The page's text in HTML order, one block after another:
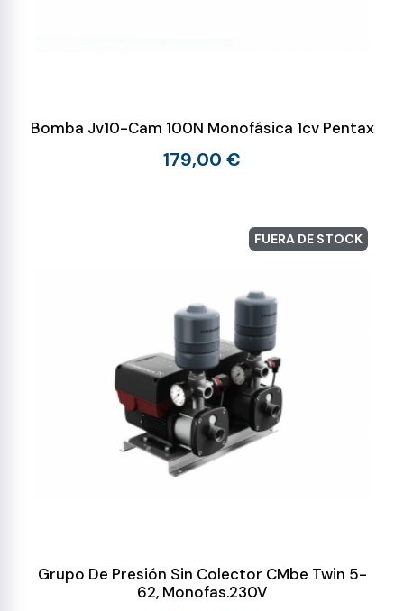
Bomba Jv10-Cam 100N Monofásica 1cv Pentax
179,00 €
FUERA DE STOCK
Grupo De Presión Sin Colector CMbe Twin 5-
62, Monofas.230V